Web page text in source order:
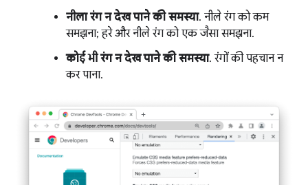
नीला रंग न देख पाने की समस्या. नीले रंग को कम
समझना; हरे और नीले रंग को एक जैसा समझना.
कोई भी रंग न देख पाने की समस्या. रंगों की पहचान न
कर पाना.